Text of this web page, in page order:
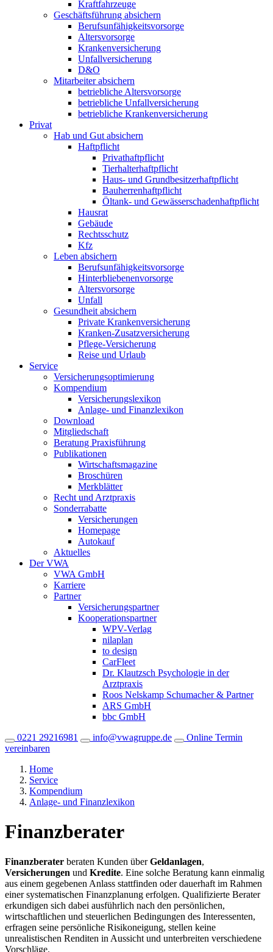
Kraftfahrzeuge
Geschäftsführung absichern
Berufsunfähigkeitsvorsorge
Altersvorsorge
Krankenversicherung
Unfallversicherung
D&O
Mitarbeiter absichern
betriebliche Altersvorsorge
betriebliche Unfallversicherung
betriebliche Krankenversicherung
Privat
Hab und Gut absichern
Haftpflicht
Privathaftpflicht
Tierhalterhaftpflicht
Haus- und Grundbesitzerhaftpflicht
Bauherrenhaftpflicht
Öltank- und Gewässerschadenhaftpflicht
Hausrat
Gebäude
Rechtsschutz
Kfz
Leben absichern
Berufsunfähigkeitsvorsorge
Hinterbliebenenvorsorge
Altersvorsorge
Unfall
Gesundheit absichern
Private Krankenversicherung
Kranken-Zusatzversicherung
Pflege-Versicherung
Reise und Urlaub
Service
Versicherungsoptimierung
Kompendium
Versicherungslexikon
Anlage- und Finanzlexikon
Download
Mitgliedschaft
Beratung Praxisführung
Publikationen
Wirtschaftsmagazine
Broschüren
Merkblätter
Recht und Arztpraxis
Sonderrabatte
Versicherungen
Homepage
Autokauf
Aktuelles
Der VWA
VWA GmbH
Karriere
Partner
Versicherungspartner
Kooperationspartner
WPV-Verlag
nilaplan
to design
CarFleet
Dr. Klautzsch Psychologie in der
Arztpraxis
Roos Nelskamp Schumacher & Partner
ARS GmbH
bbc GmbH
0221 29216981
info@vwagruppe.de
Online Termin
vereinbaren
Home
Service
Kompendium
Anlage- und Finanzlexikon
Finanzberater
Finanzberater beraten Kunden überGeldanlagen,
Versicherungen und Kredite. Eine solche Beratung kann einmalig
aus einem gegebenen Anlass stattfinden oder dauerhaft im Rahmen
einer systematischen Finanzplanung erfolgen. Qualifizierte Berater
erkundigen sich dabei ausführlich nach den persönlichen,
wirtschaftlichen und steuerlichen Bedingungen des Interessenten,
erfragen seine persönliche Risikoneigung, stellen keine
unrealistischen Renditen in Aussicht und unterbreiten verschiedene
Vorschläge.